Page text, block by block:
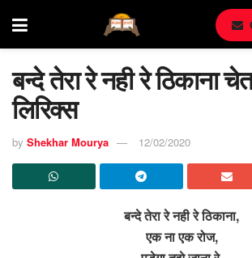
बन्दे तेरा रे नही रे ठिकाना
लिरिक्स
by Shekhar Mourya 12/02/2020
बन्दे तेरा रे नही रे ठिकाना,
एक ना एक रोज,